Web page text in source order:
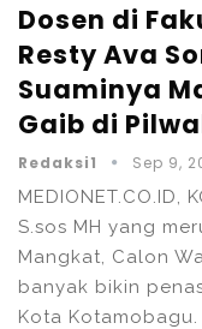
Dosen di
Resty Ava
Suaminya
Gaib di
Redaksi1 Sep 9,
MEDIONET.CO.ID,
S.sos MH yang
Mangkat, Calon
banyak bikin
Kota